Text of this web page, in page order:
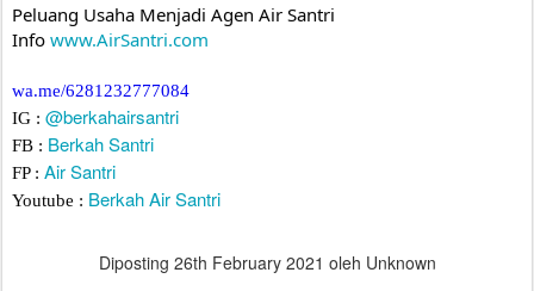
Peluang Usaha Menjadi Agen Air Santri
Info www.AirSantri.com
wa.me/6281232777084
IG : @berkahairsantri
FB : Berkah Santri
FP : Air Santri
Youtube : Berkah Air Santri
Diposting 26th February 2021 oleh Unknown